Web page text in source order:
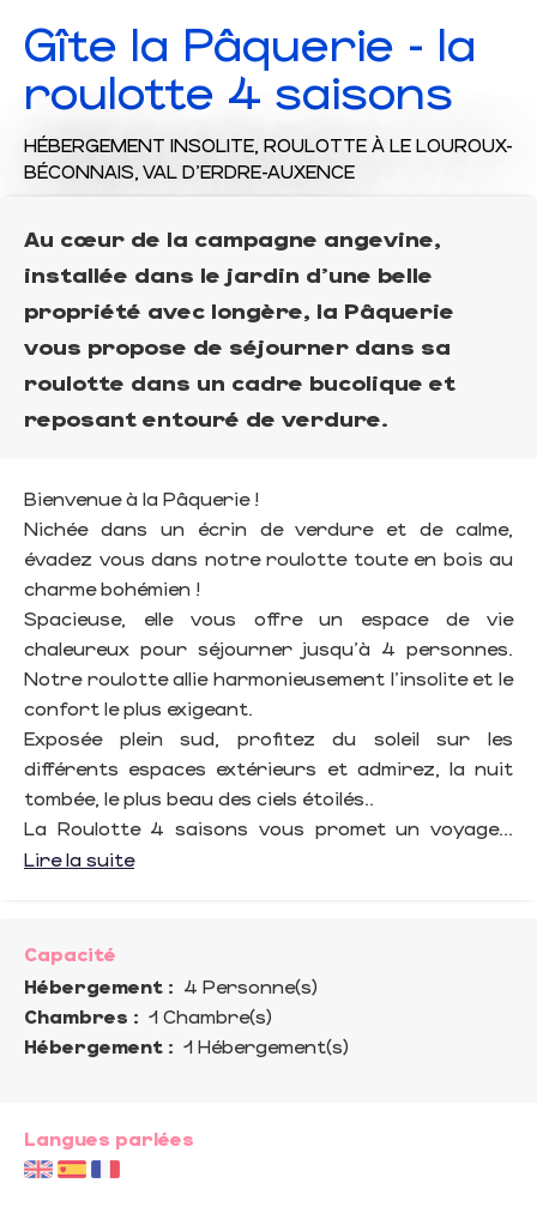
Gîte la Pâquerie - la
roulotte 4 saisons
HÉBERGEMENT INSOLITE, ROULOTTE À LE LOUROUX-
BÉCONNAIS, VAL D'ERDRE-AUXENCE
Au cœur de la campagne angevine,
installée dans le jardin d'une belle
propriété avec longère, la Pâquerie
vous propose de séjourner dans sa
roulotte dans un cadre bucolique et
reposant entouré de verdure.
Bienvenue à la Pâquerie !
Nichée dans un écrin de verdure et de calme,
évadez vous dans notre roulotte toute en bois au
charme bohémien !
Spacieuse, elle vous offre un espace de vie
chaleureux pour séjourner jusqu'à 4 personnes.
Notre roulotte allie harmonieusement l'insolite et le
confort le plus exigeant.
Exposée plein sud, profitez du soleil sur les
différents espaces extérieurs et admirez, la nuit
tombée, le plus beau des ciels étoilés..
La Roulotte 4 saisons vous promet un voyage...
Lire la suite
Capacité
Hébergement : 4 Personne(s)
Chambres : 1 Chambre(s)
Hébergement : 1 Hébergement(s)
Langues parlées